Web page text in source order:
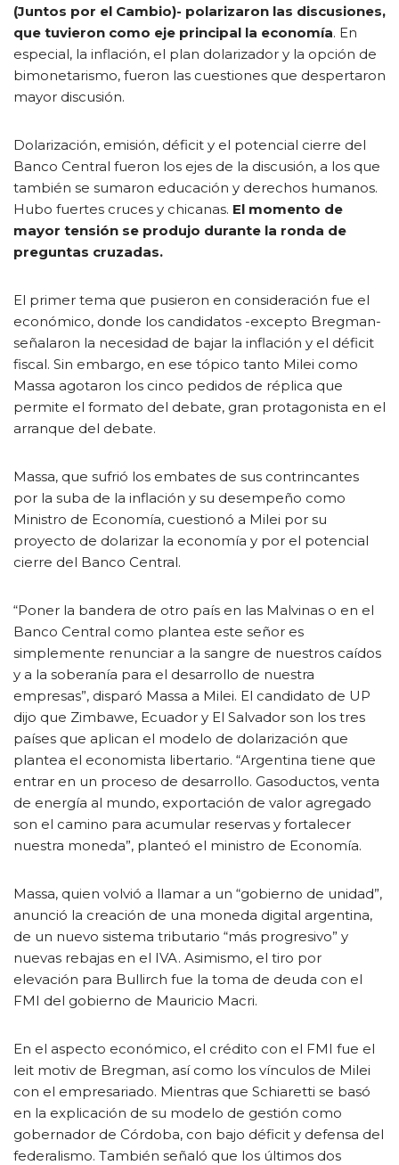
(Juntos por el Cambio)- polarizaron las discusiones,
que tuvieron como eje principal la economía. En
especial, la inflación, el plan dolarizador y la opción de
bimonetarismo, fueron las cuestiones que despertaron
mayor discusión.
Dolarización, emisión, déficit y el potencial cierre del
Banco Central fueron los ejes de la discusión, a los que
también se sumaron educación y derechos humanos.
Hubo fuertes cruces y chicanas. El momento de
mayor tensión se produjo durante la ronda de
preguntas cruzadas.
El primer tema que pusieron en consideración fue el
económico, donde los candidatos -excepto Bregman-
señalaron la necesidad de bajar la inflación y el déficit
fiscal. Sin embargo, en ese tópico tanto Milei como
Massa agotaron los cinco pedidos de réplica que
permite el formato del debate, gran protagonista en el
arranque del debate.
Massa, que sufrió los embates de sus contrincantes
por la suba de la inflación y su desempeño como
Ministro de Economía, cuestionó a Milei por su
proyecto de dolarizar la economía y por el potencial
cierre del Banco Central.
“Poner la bandera de otro país en las Malvinas o en el
Banco Central como plantea este señor es
simplemente renunciar a la sangre de nuestros caídos
y a la soberanía para el desarrollo de nuestra
empresas”, disparó Massa a Milei. El candidato de UP
dijo que Zimbawe, Ecuador y El Salvador son los tres
países que aplican el modelo de dolarización que
plantea el economista libertario. “Argentina tiene que
entrar en un proceso de desarrollo. Gasoductos, venta
de energía al mundo, exportación de valor agregado
son el camino para acumular reservas y fortalecer
nuestra moneda”, planteó el ministro de Economía.
Massa, quien volvió a llamar a un “gobierno de unidad”,
anunció la creación de una moneda digital argentina,
de un nuevo sistema tributario “más progresivo” y
nuevas rebajas en el IVA. Asimismo, el tiro por
elevación para Bullirch fue la toma de deuda con el
FMI del gobierno de Mauricio Macri.
En el aspecto económico, el crédito con el FMI fue el
leit motiv de Bregman, así como los vínculos de Milei
con el empresariado. Mientras que Schiaretti se basó
en la explicación de su modelo de gestión como
gobernador de Córdoba, con bajo déficit y defensa del
federalismo. También señaló que los últimos dos